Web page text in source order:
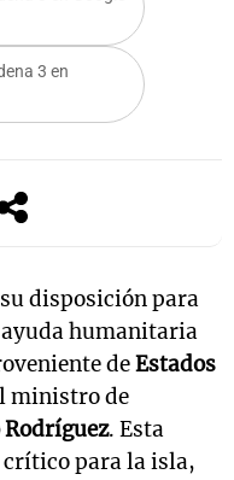
3 en
disposición para
humanitaria
deEstados
ministro de
. Esta
crítico para la isla,